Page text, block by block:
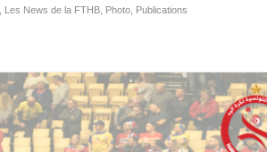
Les News de la FTHB Photo Publications